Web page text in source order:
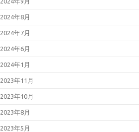
2024年8月
2024年7月
2024年6月
2024年1月
2023年11月
2023年10月
2023年8月
2023年5月